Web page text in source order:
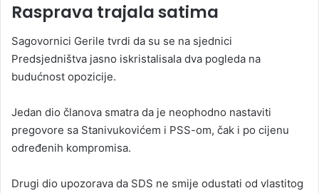
Rasprava trajala satima
Sagovornici Gerile tvrdi da su se na sjednici
Predsjedništva jasno iskristalisala dva pogleda na
budućnost opozicije.
Jedan dio članova smatra da je neophodno nastaviti
pregovore sa Stanivukovićem i PSS-om, čak i po cijenu
određenih kompromisa.
Drugi dio upozorava da SDS ne smije odustati od vlastitog